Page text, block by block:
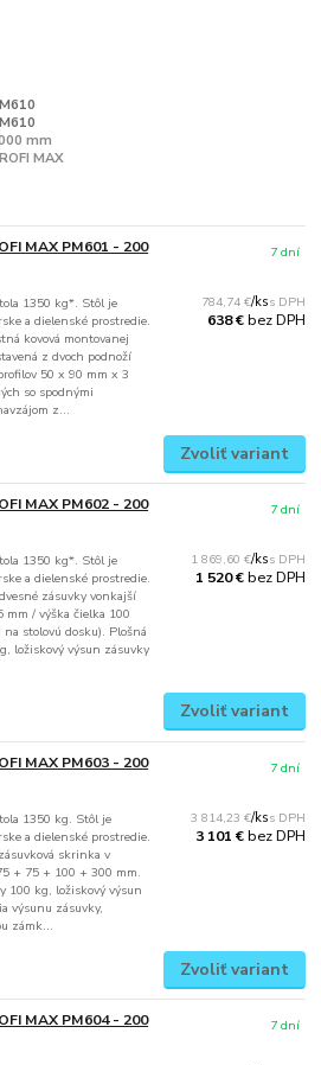
mm
MAX
MAX PM601 - 200
1350 kg*. Stôl je
a dielenské prostredie.
kovová montovanej
z dvoch podnoží
50 x 90 mm x 3
so spodnými
z...
784,74 €/ks
638 €bez DPH
7 dní
Zvoliť variant
MAX PM602 - 200
1350 kg*. Stôl je
a dielenské prostredie.
zásuvky vonkajší
/ výška čielka 100
stolovú dosku). Plošná
ložiskový výsun zásuvky
1 869,60 €/ks
1 520 €bez DPH
7 dní
Zvoliť variant
MAX PM603 - 200
1350 kg. Stôl je
a dielenské prostredie.
skrinka v
+ 75 + 100 + 300 mm.
100 kg, ložiskový výsun
výsunu zásuvky,
zámk...
3 814,23 €/ks
3 101 €bez DPH
7 dní
Zvoliť variant
MAX PM604 - 200
7 dní